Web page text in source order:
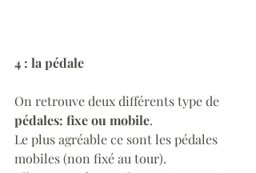
4 : la pédale
On retrouve deux différents type de
pédales: fixe ou mobile.
Le plus agréable ce sont les pédales
mobiles (non fixé au tour).